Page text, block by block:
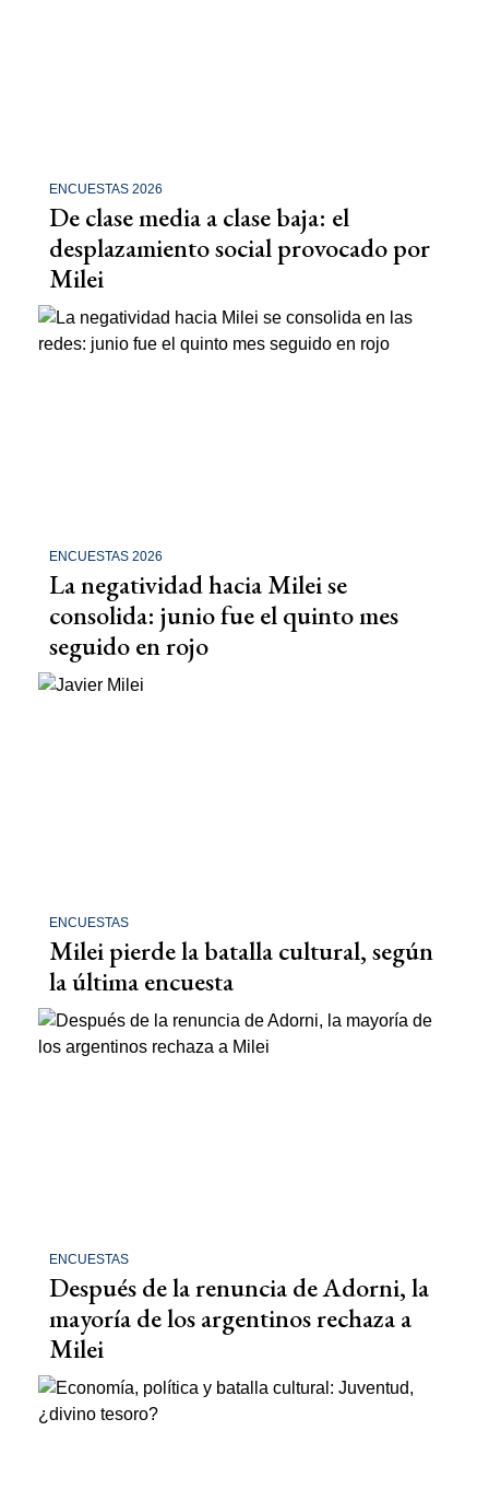
ENCUESTAS 2026
De clase media a clase baja: el
desplazamiento social provocado por
Milei
ENCUESTAS 2026
La negatividad hacia Milei se
consolida: junio fue el quinto mes
seguido en rojo
ENCUESTAS
Milei pierde la batalla cultural, según
la última encuesta
ENCUESTAS
Después de la renuncia de Adorni, la
mayoría de los argentinos rechaza a
Milei